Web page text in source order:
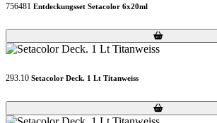
756481 Entdeckungsset Setacolor 6x20ml
Loading...
Loading...
293.10 Setacolor Deck. 1 Lt Titanweiss
Loading...
Loading...